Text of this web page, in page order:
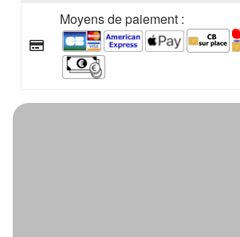
Moyens de paiement :